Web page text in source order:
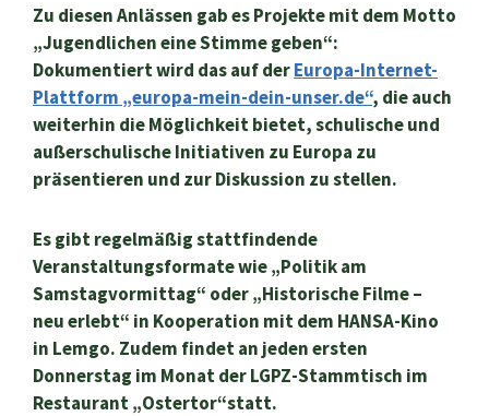
Zu diesen Anlässen gab es Projekte mit dem Motto
„Jugendlichen eine Stimme geben“:
Dokumentiert wird das auf derEuropa-Internet-
Plattform „europa-mein-dein-unser.de“, die auch
weiterhin die Möglichkeit bietet, schulische und
außerschulische Initiativen zu Europa zu
präsentieren und zur Diskussion zu stellen.
Es gibt regelmäßig stattfindende
Veranstaltungsformate wie „Politik am
Samstagvormittag“ oder „Historische Filme –
neu erlebt“ in Kooperation mit dem HANSA-Kino
in Lemgo. Zudem findet an jeden ersten
Donnerstag im Monat der LGPZ-Stammtisch im
Restaurant „Ostertor“statt.